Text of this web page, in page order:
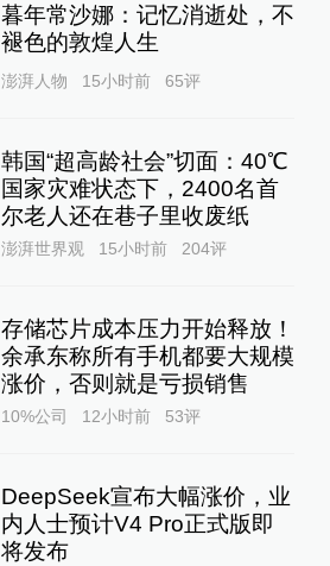
暮年常沙娜：记忆消逝处，不
褪色的敦煌人生
澎湃人物 15小时前 65评
韩国“超高龄社会”切面：40℃
国家灾难状态下，2400名首
尔老人还在巷子里收废纸
澎湃世界观 15小时前 204评
存储芯片成本压力开始释放！
余承东称所有手机都要大规模
涨价，否则就是亏损销售
10%公司 12小时前 53评
DeepSeek宣布大幅涨价，业
内人士预计V4 Pro正式版即
将发布